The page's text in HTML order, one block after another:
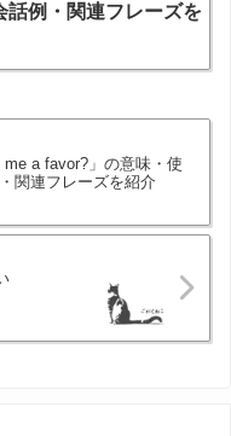
話例・関連フレーズを
me a favor?」の意味・使
関連フレーズを紹介